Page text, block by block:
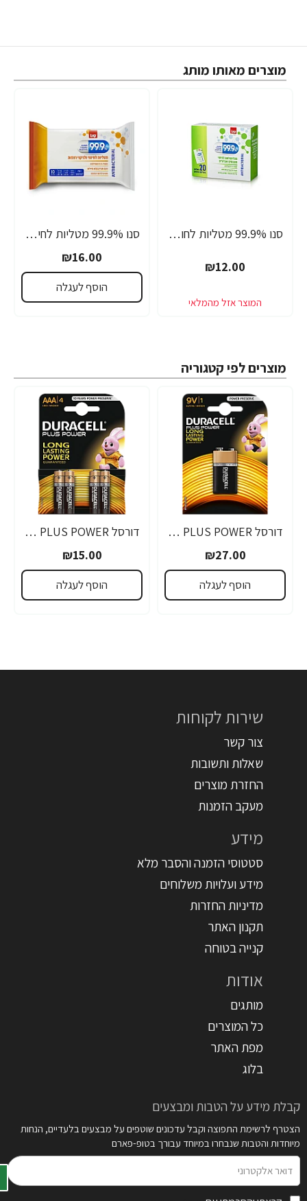
מוצרים מאותו מותג
סנו 99.9% מטליות לחות אישיות לחיטוי משטחים ואביזרים - 20 מגבונים
₪12.00
סנו 99.9% מטליות לחיטוי ולניקוי רצפות - 10 יחידות
₪16.00
הוסף לעגלה
מוצרים לפי קטגוריה
דורסל PLUS POWER סוללות 9V אריזת 1 יחידות - מבית Duracell
₪27.00
הוסף לעגלה
דורסל PLUS POWER סוללות AAA אריזת 4 יחידות - מבית Duracell
₪15.00
הוסף לעגלה
שירות לקוחות
צור קשר
שאלות ותשובות
החזרת מוצרים
מעקב הזמנות
מידע
סטטוסי הזמנה והסבר מלא
מידע ועלויות משלוחים
מדיניות החזרות
תקנון האתר
קנייה בטוחה
אודות
מותגים
כל המוצרים
מפת האתר
בלוג
קבלת מידע על הטבות ומבצעים
הצטרף לרשימת התפוצה וקבל עדכונים שוטפים על מבצעים בלעדיים, הנחות
מיוחדות והטבות שנבחרו במיוחד עבורך בטופ-פארם
אלקטרוני